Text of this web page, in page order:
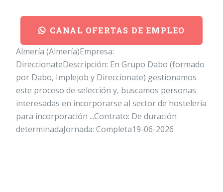
CANAL OFERTAS DE EMPLEO
Almería (Almería)Empresa:
DireccionateDescripción: En Grupo Dabo (formado
por Dabo, Implejob y Direccionate) gestionamos
este proceso de selección y, buscamos personas
interesadas en incorporarse al sector de hostelería
para incorporación ...Contrato: De duración
determinadaJornada: Completa19-06-2026